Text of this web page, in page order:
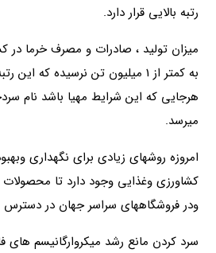
رتبه بالایی قرار دارد.
میزان تولید ، صادرات و مصرف خرما
به کمتر از 1 میلیون تن نرسیده که
هرجایی که این شرایط مهیا باشد نام
میرسد.
امروزه روشهای زیادی برای نگهداری
کشاورزی وغذایی وجود دارد تا
ودر فروشگاههای سراسر جهان در دسترس
سرد کردن مانع رشد میکروارگانیسم های